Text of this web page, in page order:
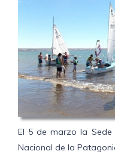
El 5 de marzo la Sede
Nacional de la